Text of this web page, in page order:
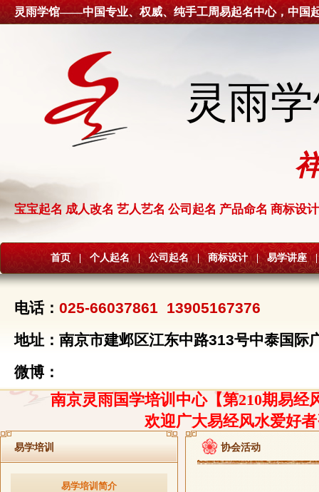
灵雨学馆——中国专业、权威、纯手工周易起名中心，中国
灵雨
宝宝起名 成人改名 艺人艺名 公司起名 产品命名 商标设计
首页 | 个人起名 | 公司起名 | 商标设计 | 易学讲座 |
电话： 025-66037861 13905167376
地址：南京市建邺区江东中路313号中泰国际
微博：
南京灵雨国学培训中心【第210期易经
欢迎广大易经风水爱好
易学培训
易学培训简介
协会活动